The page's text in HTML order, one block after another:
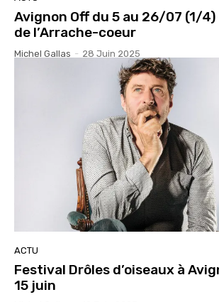
Avignon Off du 5 au 26/07 (1/
de l’Arrache-coeur
Michel Gallas - 28 Juin 2025
ACTU
Festival Drôles d’oiseaux à
15 juin